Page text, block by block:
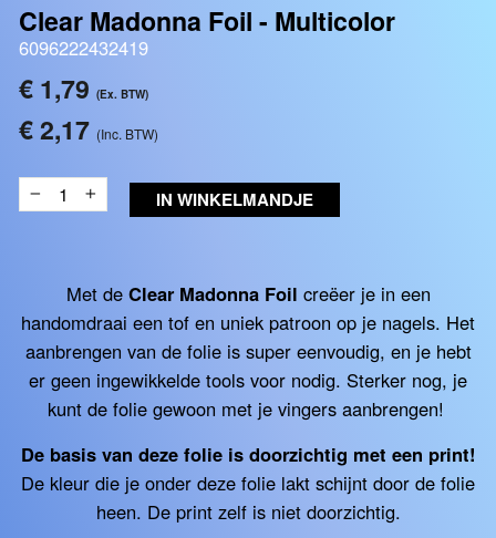
Clear Madonna Foil - Multicolor
6096222432419
Reguliere
€ 1,79 (Ex. BTW)
€ 2,17 (Inc. BTW)
− + IN WINKELMANDJE
Met de Clear Madonna Foil creëer je in een
handomdraai een tof en uniek patroon op je nagels. Het
aanbrengen van de folie is super eenvoudig, en je hebt
er geen ingewikkelde tools voor nodig. Sterker nog, je
kunt de folie gewoon met je vingers aanbrengen!
De basis van deze folie is doorzichtig met een print!
De kleur die je onder deze folie lakt schijnt door de folie
heen. De print zelf is niet doorzichtig.